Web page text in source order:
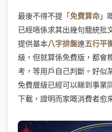
最後不得不提「免費算命」
已經唔係求其出幾句籠統批
提供基本八字排盤連五行平
級，但就算係免費版，都會
考，等用戶自己判斷。好似
免費層級已經可以睇到事業
下載，證明而家嘅消費者愈